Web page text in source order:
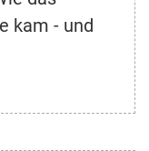
kam - und